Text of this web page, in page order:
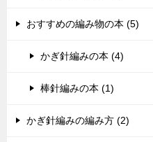
おすすめの編み物の本 (5)
かぎ針編みの本 (4)
棒針編みの本 (1)
かぎ針編みの編み方 (2)